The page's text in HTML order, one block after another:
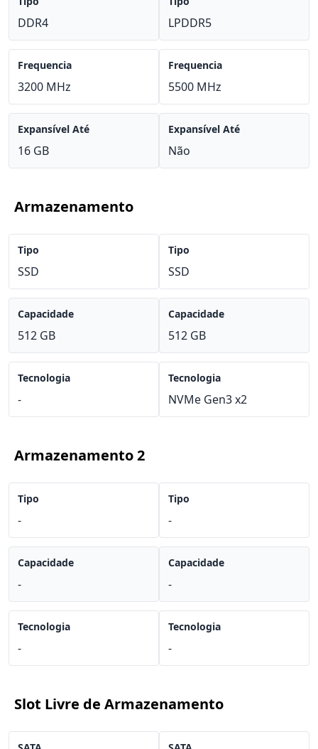
DDR4
Frequencia
3200 MHz
Expansível Até
16 GB
LPDDR5
Frequencia
5500 MHz
Expansível Até
Não
Armazenamento
Tipo
SSD
Capacidade
512 GB
Tecnologia
-
Tipo
SSD
Capacidade
512 GB
Tecnologia
NVMe Gen3 x2
Armazenamento 2
Tipo
-
Capacidade
-
Tecnologia
-
Tipo
-
Capacidade
-
Tecnologia
-
Slot Livre de Armazenamento